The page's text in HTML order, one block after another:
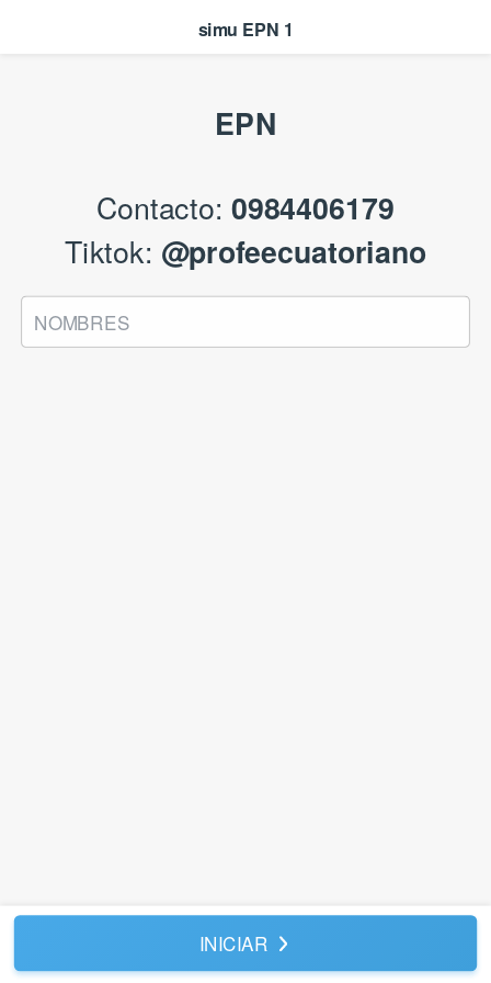
EPN
Contacto: 0984406179
Tiktok: @profeecuatoriano
NOMBRES
simu EPN 1
INICIAR